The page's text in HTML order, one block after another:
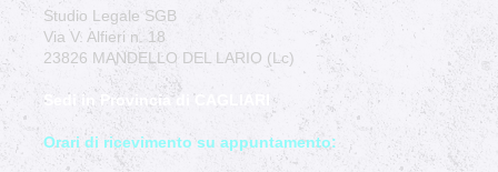
Studio Legale SGB
Via V. Alfieri n. 18
23826 MANDELLO DEL LARIO (Lc)
Sedi in Provincia di CAGLIARI
Orari di ricevimento su appuntamento: